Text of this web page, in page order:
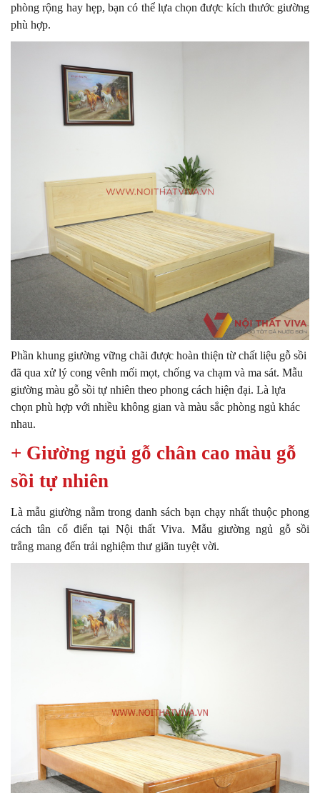
phòng rộng hay hẹp, bạn có thể lựa chọn được kích thước giường
phù hợp.
Phần khung giường vững chãi được hoàn thiện từ chất liệu gỗ sồi
đã qua xử lý cong vênh mối mọt, chống va chạm và ma sát. Mẫu
giường màu gỗ sồi tự nhiên theo phong cách hiện đại. Là lựa
chọn phù hợp với nhiều không gian và màu sắc phòng ngủ khác
nhau.
+ Giường ngủ gỗ chân cao màu gỗ
sồi tự nhiên
Là mẫu giường nằm trong danh sách bạn chạy nhất thuộc phong
cách tân cổ điển tại Nội thất Viva. Mẫu giường ngủ gỗ sồi
trắng mang đến trải nghiệm thư giãn tuyệt vời.